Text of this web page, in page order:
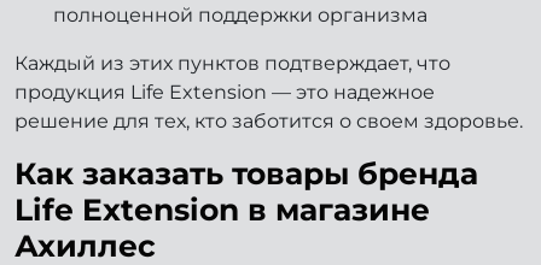
полноценной поддержки организма
Каждый из этих пунктов подтверждает, что
продукция Life Extension — это надежное
решение для тех, кто заботится о своем здоровье.
Как заказать товары бренда
Life Extension в магазине
Ахиллес